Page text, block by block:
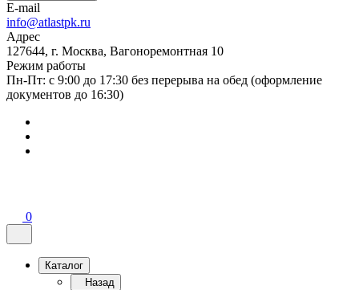
E-mail
info@atlastpk.ru
Адрес
127644, г. Москва, Вагоноремонтная 10
Режим работы
Пн-Пт: с 9:00 до 17:30 без перерыва на обед (оформление
документов до 16:30)
0
Каталог
Назад